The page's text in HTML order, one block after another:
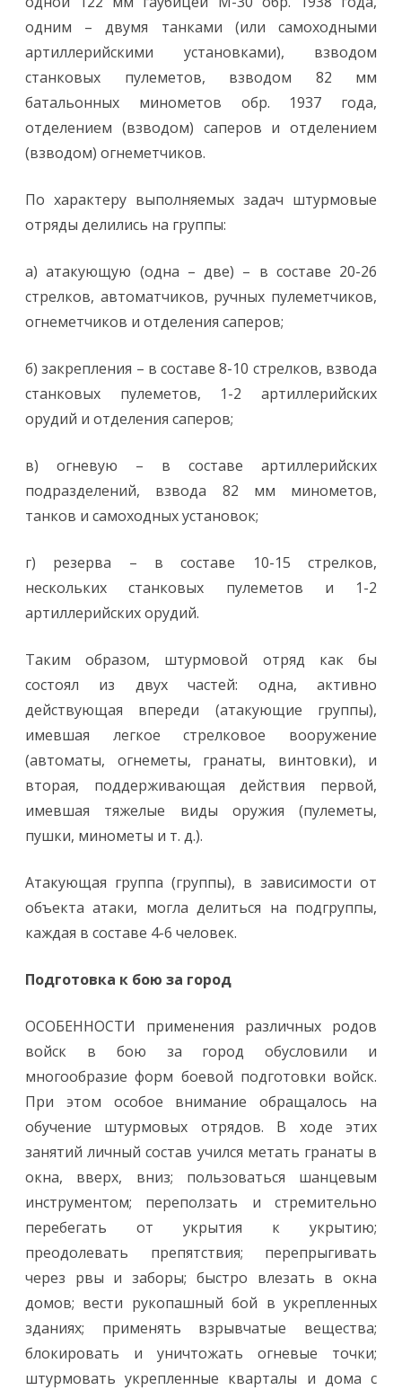
одним – двумя танками (или самоходными
артиллерийскими установками), взводом
станковых пулеметов, взводом 82 мм
батальонных минометов обр. 1937 года,
отделением (взводом) саперов и отделением
(взводом) огнеметчиков.
По характеру выполняемых задач штурмовые
отряды делились на группы:
а) атакующую (одна – две) – в составе 20-26
стрелков, автоматчиков, ручных пулеметчиков,
огнеметчиков и отделения саперов;
б) закрепления – в составе 8-10 стрелков, взвода
станковых пулеметов, 1-2 артиллерийских
орудий и отделения саперов;
в) огневую – в составе артиллерийских
подразделений, взвода 82 мм минометов,
танков и самоходных установок;
г) резерва – в составе 10-15 стрелков,
нескольких станковых пулеметов и 1-2
артиллерийских орудий.
Таким образом, штурмовой отряд как бы
состоял из двух частей: одна, активно
действующая впереди (атакующие группы),
имевшая легкое стрелковое вооружение
(автоматы, огнеметы, гранаты, винтовки), и
вторая, поддерживающая действия первой,
имевшая тяжелые виды оружия (пулеметы,
пушки, минометы и т. д.).
Атакующая группа (группы), в зависимости от
объекта атаки, могла делиться на подгруппы,
каждая в составе 4-6 человек.
Подготовка к бою за город
ОСОБЕННОСТИ применения различных родов
войск в бою за город обусловили и
многообразие форм боевой подготовки войск.
При этом особое внимание обращалось на
обучение штурмовых отрядов. В ходе этих
занятий личный состав учился метать гранаты в
окна, вверх, вниз; пользоваться шанцевым
инструментом; переползать и стремительно
перебегать от укрытия к укрытию;
преодолевать препятствия; перепрыгивать
через рвы и заборы; быстро влезать в окна
домов; вести рукопашный бой в укрепленных
зданиях; применять взрывчатые вещества;
блокировать и уничтожать огневые точки;
штурмовать укрепленные кварталы и дома с